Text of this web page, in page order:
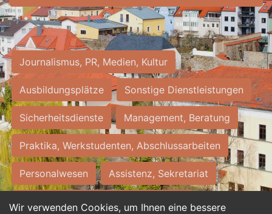
Wir verwenden Cookies, um Ihnen eine bessere
Journalismus, PR, Medien, Kultur
Ausbildungsplätze Sonstige Dienstleistungen
Sicherheitsdienste Management, Beratung
Praktika, Werkstudenten, Abschlussarbeiten
Personalwesen Assistenz, Sekretariat
Hilfskräfte, Aushilfs- und Nebenjobs